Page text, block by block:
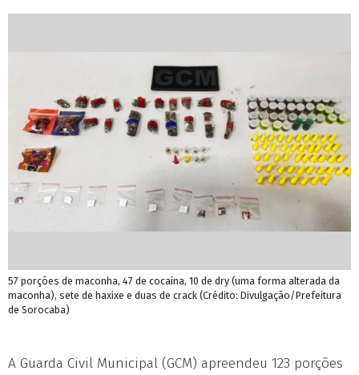
57 porções de maconha, 47 de cocaína, 10 de dry (uma forma alterada da
maconha), sete de haxixe e duas de crack (Crédito: Divulgação/Prefeitura
de Sorocaba)
A Guarda Civil Municipal (GCM) apreendeu 123 porções